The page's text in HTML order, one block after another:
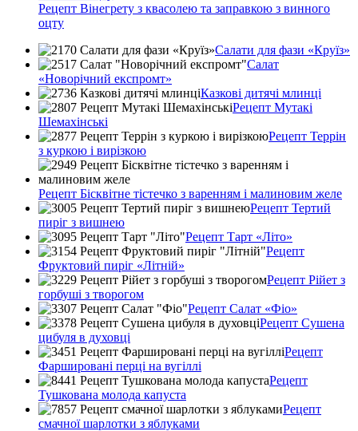
Рецепт Вінегрету з квасолею та заправкою з винного
оцту
Салати для фази «Круїз»
Салат
«Новорічний експромт»
Казкові дитячі млинці
Рецепт Мутакі
Шемахінські
Рецепт Террін
з куркою і вирізкою
Рецепт Бісквітне тістечко з варенням і малиновим желе
Рецепт Тертий
пиріг з вишнею
Рецепт Тарт «Літо»
Рецепт
Фруктовий пиріг «Літній»
Рецепт Рійет з
горбуші з творогом
Рецепт Салат «Фіо»
Рецепт Сушена
цибуля в духовці
Рецепт
Фаршировані перці на вугіллі
Рецепт
Тушкована молода капуста
Рецепт
смачної шарлотки з яблуками